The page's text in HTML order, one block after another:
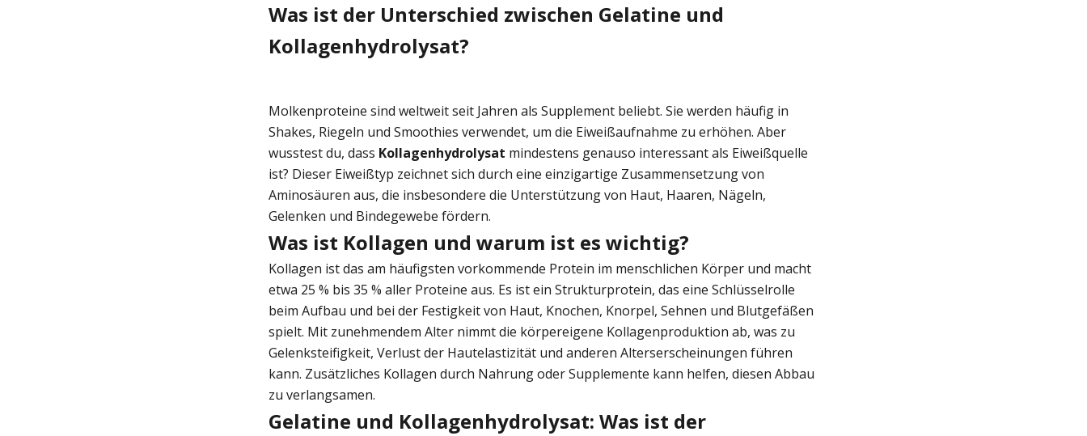
Was ist der Unterschied zwischen Gelatine und
Kollagenhydrolysat?
Molkenproteine sind weltweit seit Jahren als Supplement beliebt. Sie werden häufig in
Shakes, Riegeln und Smoothies verwendet, um die Eiweißaufnahme zu erhöhen. Aber
wusstest du, dass Kollagenhydrolysat mindestens genauso interessant als Eiweißquelle
ist? Dieser Eiweißtyp zeichnet sich durch eine einzigartige Zusammensetzung von
Aminosäuren aus, die insbesondere die Unterstützung von Haut, Haaren, Nägeln,
Gelenken und Bindegewebe fördern.
Was ist Kollagen und warum ist es wichtig?
Kollagen ist das am häufigsten vorkommende Protein im menschlichen Körper und macht
etwa 25 % bis 35 % aller Proteine aus. Es ist ein Strukturprotein, das eine Schlüsselrolle
beim Aufbau und bei der Festigkeit von Haut, Knochen, Knorpel, Sehnen und Blutgefäßen
spielt. Mit zunehmendem Alter nimmt die körpereigene Kollagenproduktion ab, was zu
Gelenksteifigkeit, Verlust der Hautelastizität und anderen Alterserscheinungen führen
kann. Zusätzliches Kollagen durch Nahrung oder Supplemente kann helfen, diesen Abbau
zu verlangsamen.
Gelatine und Kollagenhydrolysat: Was ist der